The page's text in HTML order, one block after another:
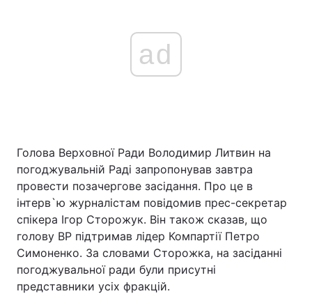
ad
Голова Верховної Ради Володимир Литвин на
погоджувальній Раді запропонував завтра
провести позачергове засідання. Про це в
інтерв`ю журналістам повідомив прес-секретар
спікера Ігор Сторожук. Він також сказав, що
голову ВР підтримав лідер Компартії Петро
Симоненко. За словами Сторожка, на засіданні
погоджувальної ради були присутні
представники усіх фракцій.